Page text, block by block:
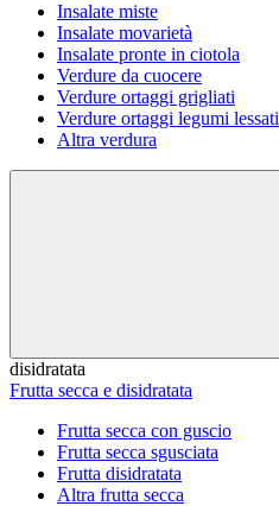
Insalate miste
Insalate movarietà
Insalate pronte in ciotola
Verdure da cuocere
Verdure ortaggi grigliati
Verdure ortaggi legumi lessati
Altra verdura
disidratata
Frutta secca e disidratata
Frutta secca con guscio
Frutta secca sgusciata
Frutta disidratata
Altra frutta secca